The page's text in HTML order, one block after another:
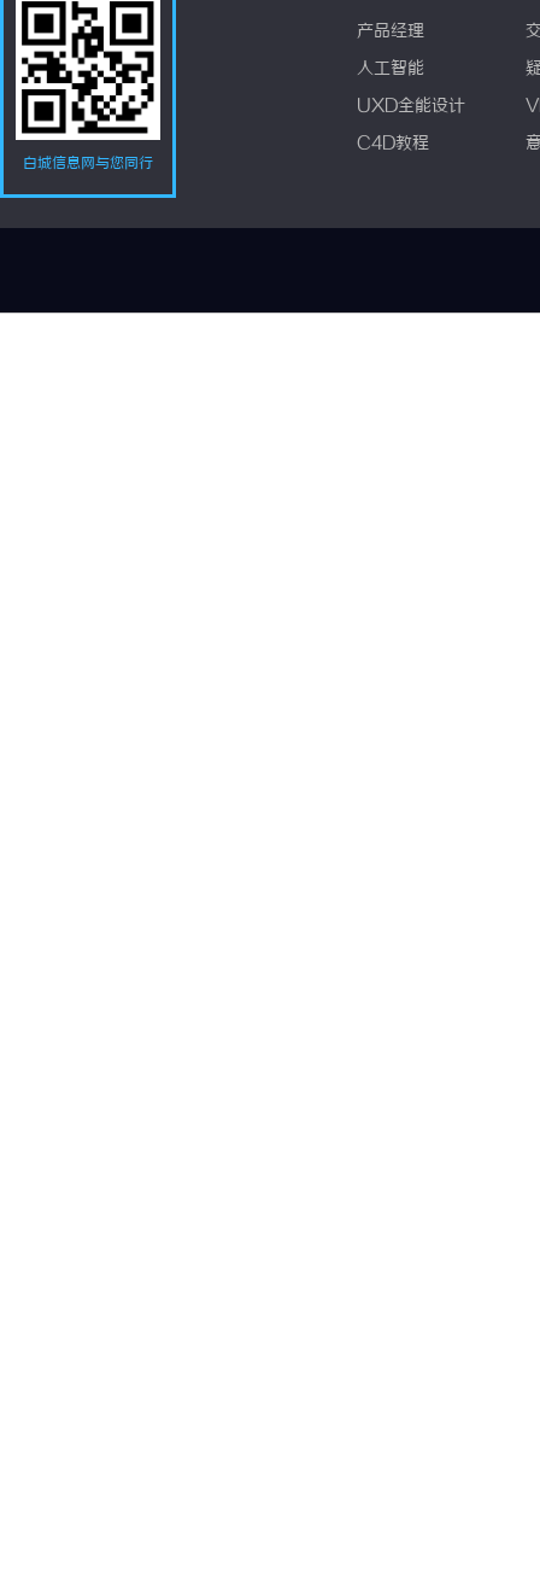
白城信息网与您同行
产品经理
人工智能
UXD全能设计
C4D教程